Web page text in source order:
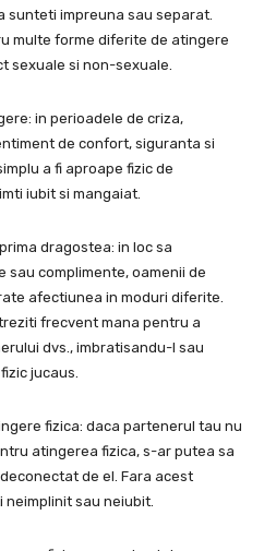
impreuna sau separat.
multe forme diferite de atingere
sexuale si non-sexuale.
in perioadele de criza,
de confort, siguranta si
a fi aproape fizic de
iubit si mangaiat.
dragostea: in loc sa
sau complimente, oamenii de
afectiunea in moduri diferite.
frecvent mana pentru a
dvs., imbratisandu-l sau
jucaus.
fizica: daca partenerul tau nu
atingerea fizica, s-ar putea sa
de el. Fara acest
sau neiubit.